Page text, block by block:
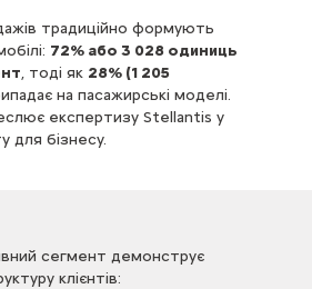
традиційно формують
72% або 3 028 одиниць
, тоді як 28% (1 205
на пасажирські моделі.
експертизу Stellantis у
для бізнесу.
сегмент демонструє
клієнтів: